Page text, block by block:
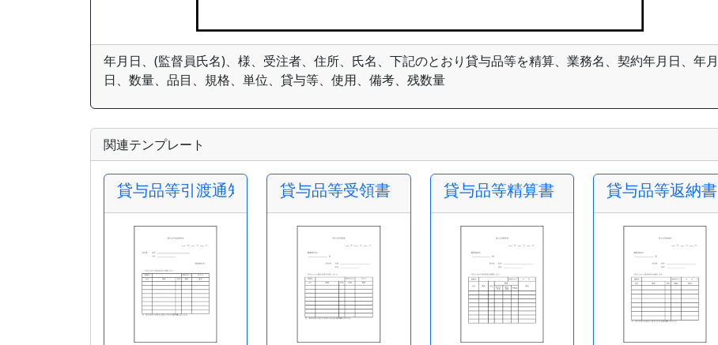
年月日、(監督員氏名)、様、受注者、住所、氏名、下記のとおり貸与品等を精算、業務名、契約年月日、年月
日、数量、品目、規格、単位、貸与等、使用、備考、残数量
関連テンプレート
貸与品等引渡通知書 貸与品等受領書 貸与品等精算書 貸与品等返納書